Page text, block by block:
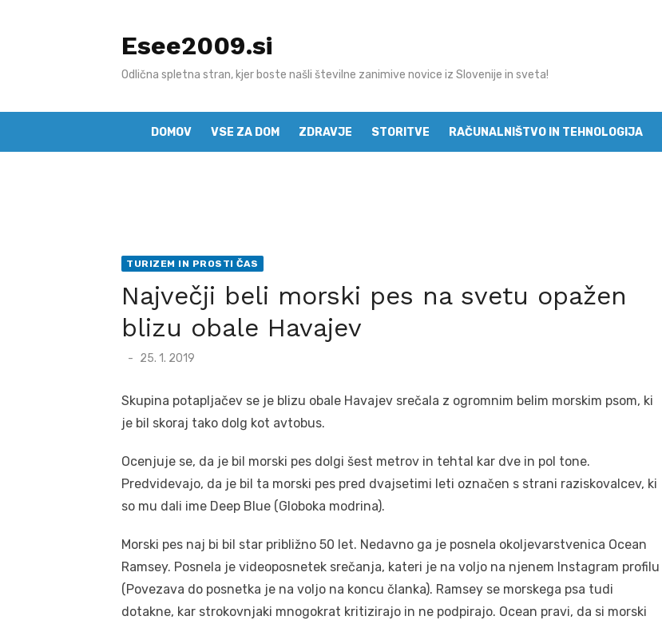
Esee2009.si
Odlična spletna stran, kjer boste našli številne zanimive novice iz Slovenije in sveta!
DOMOV VSE ZA DOM ZDRAVJE STORITVE RAČUNALNIŠTVO IN TEHNOLOGIJA
TURIZEM IN PROSTI ČAS
Največji beli morski pes na svetu opažen
blizu obale Havajev
Posted
25. 1. 2019
Skupina potapljačev se je blizu obale Havajev srečala z ogromnim belim morskim psom, ki
je bil skoraj tako dolg kot avtobus.
Ocenjuje se, da je bil morski pes dolgi šest metrov in tehtal kar dve in pol tone.
Predvidevajo, da je bil ta morski pes pred dvajsetimi leti označen s strani raziskovalcev, ki
so mu dali ime Deep Blue (Globoka modrina).
Morski pes naj bi bil star približno 50 let. Nedavno ga je posnela okoljevarstvenica Ocean
Ramsey. Posnela je videoposnetek srečanja, kateri je na voljo na njenem Instagram profilu
(Povezava do posnetka je na voljo na koncu članka). Ramsey se morskega psa tudi
dotakne, kar strokovnjaki mnogokrat kritizirajo in ne podpirajo. Ocean pravi, da si morski